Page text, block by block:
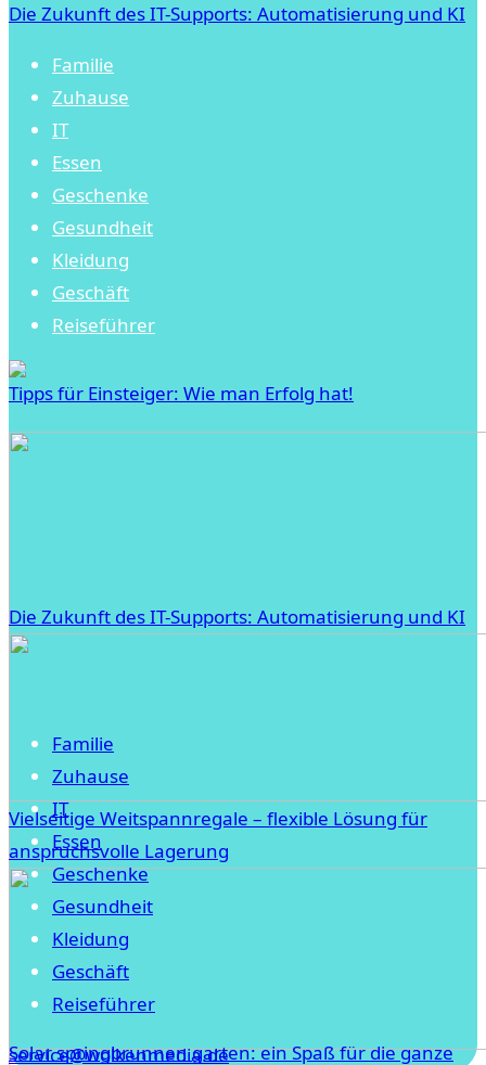
Die Zukunft des IT-Supports: Automatisierung und KI
Familie
Zuhause
IT
Essen
Geschenke
Gesundheit
Kleidung
Geschäft
Reiseführer
Tipps für Einsteiger: Wie man Erfolg hat!
Die Zukunft des IT-Supports: Automatisierung und KI
Vielseitige Weitspannregale – flexible Lösung für
anspruchsvolle Lagerung
Solar springbrunnen garten: ein Spaß für die ganze
Familie
Zuhause
IT
Essen
Geschenke
Gesundheit
Kleidung
Geschäft
Reiseführer
service@wolkenmedia.de